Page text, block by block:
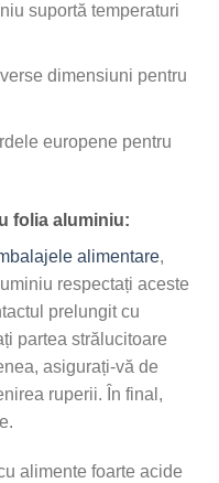
suportă temperaturi
dimensiuni pentru
europene pentru
folia aluminiu:
alimentare,
respectați aceste
prelungit cu
partea strălucitoare
asigurați-vă de
ruperii. În final,
alimente foarte acide